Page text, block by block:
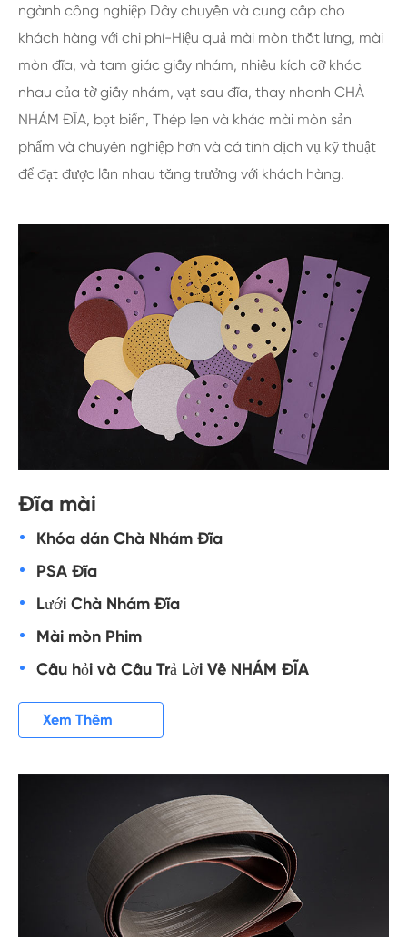
ngành công nghiệp Dây chuyền và cung cấp cho
khách hàng với chi phí-Hiệu quả mài mòn thắt lưng, mài
mòn đĩa, và tam giác giấy nhám, nhiều kích cỡ khác
nhau của tờ giấy nhám, vạt sau đĩa, thay nhanh CHÀ
NHÁM ĐĨA, bọt biển, Thép len và khác mài mòn sản
phẩm và chuyên nghiệp hơn và cá tính dịch vụ kỹ thuật
để đạt được lẫn nhau tăng trưởng với khách hàng.
Đĩa mài
Khóa dán Chà Nhám Đĩa
PSA Đĩa
Lưới Chà Nhám Đĩa
Mài mòn Phim
Câu hỏi và Câu Trả Lời Về NHÁM ĐĨA
Xem Thêm